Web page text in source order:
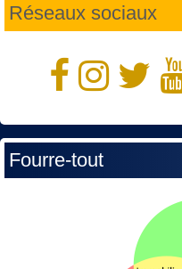
Réseaux sociaux
Fourre-tout